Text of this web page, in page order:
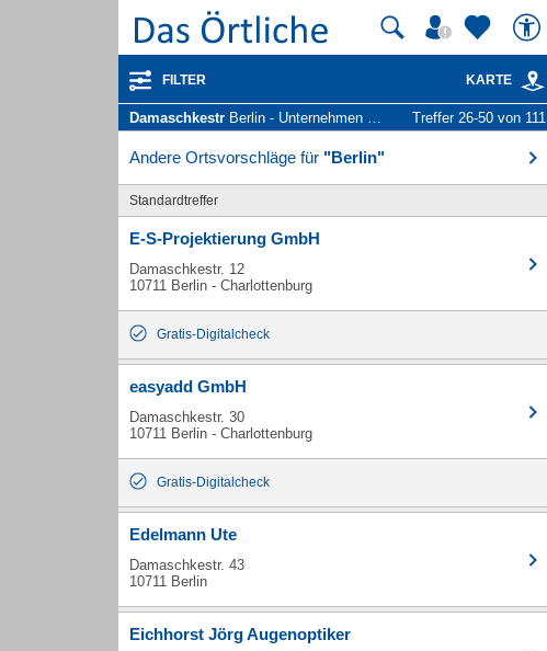
FILTER KARTE
Damaschkestr Berlin - Unternehmen und Personen Treffer 26-50 von 111
Andere Ortsvorschläge für "Berlin"
Standardtreffer
E-S-Projektierung GmbH
Damaschkestr. 12
10711 Berlin - Charlottenburg
Gratis-Digitalcheck
easyadd GmbH
Damaschkestr. 30
10711 Berlin - Charlottenburg
Gratis-Digitalcheck
Edelmann Ute
Damaschkestr. 43
10711 Berlin
Eichhorst Jörg Augenoptiker